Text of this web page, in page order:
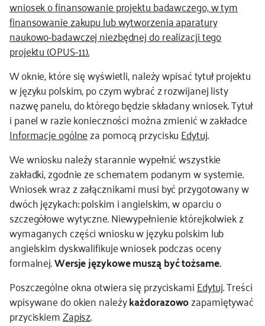
wniosek o finansowanie projektu badawczego, w tym
finansowanie zakupu lub wytworzenia aparatury
naukowo-badawczej niezbędnej do realizacji tego
projektu (OPUS-11).
W oknie, które się wyświetli, należy wpisać tytuł projektu
w języku polskim, po czym wybrać z rozwijanej listy
nazwę panelu, do którego będzie składany wniosek. Tytuł
i panel w razie konieczności można zmienić w zakładce
Informacje ogólneza pomocą przyciskuEdytuj.
We wniosku należy starannie wypełnić wszystkie
zakładki, zgodnie ze schematem podanym w systemie.
Wniosek wraz z załącznikami musi być przygotowany w
dwóch językach: polskim i angielskim, w oparciu o
szczegółowe wytyczne. Niewypełnienie którejkolwiek z
wymaganych części wniosku w języku polskim lub
angielskim dyskwalifikuje wniosek podczas oceny
formalnej.Wersje językowe muszą być tożsame.
Poszczególne okna otwiera się przyciskamiEdytuj. Treści
wpisywane do okien należykażdorazowozapamiętywać
przyciskiemZapisz.